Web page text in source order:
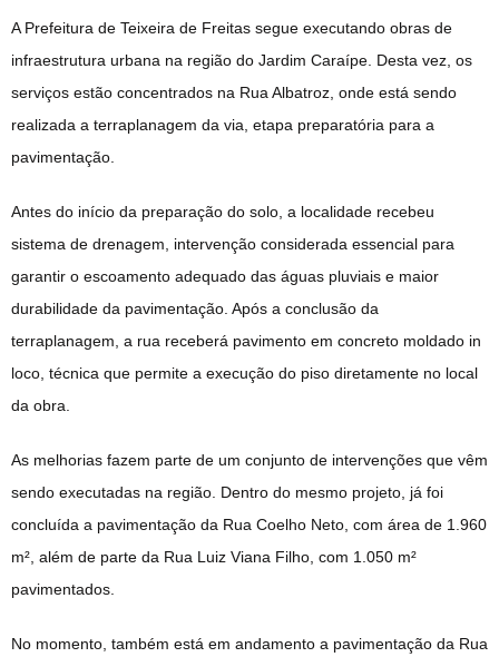
A Prefeitura de Teixeira de Freitas segue executando obras de
infraestrutura urbana na região do Jardim Caraípe. Desta vez, os
serviços estão concentrados na Rua Albatroz, onde está sendo
realizada a terraplanagem da via, etapa preparatória para a
pavimentação.
Antes do início da preparação do solo, a localidade recebeu
sistema de drenagem, intervenção considerada essencial para
garantir o escoamento adequado das águas pluviais e maior
durabilidade da pavimentação. Após a conclusão da
terraplanagem, a rua receberá pavimento em concreto moldado in
loco, técnica que permite a execução do piso diretamente no local
da obra.
As melhorias fazem parte de um conjunto de intervenções que vêm
sendo executadas na região. Dentro do mesmo projeto, já foi
concluída a pavimentação da Rua Coelho Neto, com área de 1.960
m², além de parte da Rua Luiz Viana Filho, com 1.050 m²
pavimentados.
No momento, também está em andamento a pavimentação da Rua